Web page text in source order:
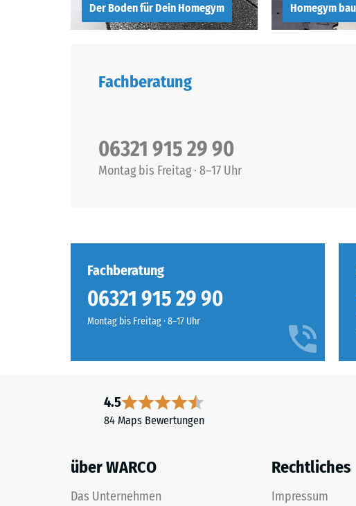
Der Boden für Dein Homegym
Der richtige Boden
slogan
Homegym
Fachberatung
06321 915 29 90
Montag bis Freitag · 8–17 Uhr
Fachberatung
06321 915 29 90
Montag bis Freitag · 8–17 Uhr
4.5
84 Maps Bewertungen
über WARCO
Das Unternehmen
Rechtliches
Impressum